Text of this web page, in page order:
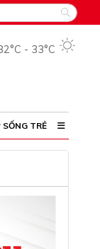
- 33°C
SỐNG TRẺ